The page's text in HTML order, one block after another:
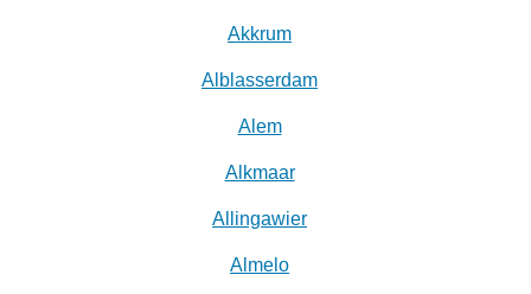
Akkrum
Alblasserdam
Alem
Alkmaar
Allingawier
Almelo